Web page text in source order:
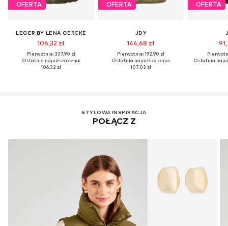
OFERTA
LEGER BY LENA GERCKE
106,32 zł
Pierwotnie: 337,90 zł
Ostatnia najniższa cena:
106,32 zł
OFERTA
JDY
144,68 zł
Pierwotnie: 192,90 zł
Ostatnia najniższa cena:
107,03 zł
OFERTA
Ostatnia
STYLOWA INSPIRACJA
POŁĄCZ Z